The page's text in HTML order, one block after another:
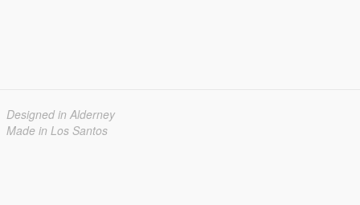
Designed in Alderney
Made in Los Santos